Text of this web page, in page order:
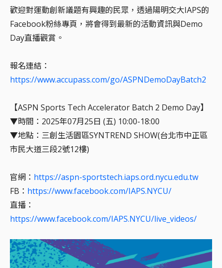
歡迎對運動創新議題有興趣的民眾，透過陽明交大IAPS的
Facebook粉絲專頁，將會得到最新的活動資訊與Demo
Day直播觀賞。
報名連結：
https://www.accupass.com/go/ASPNDemoDayBatch2
【ASPN Sports Tech Accelerator Batch 2 Demo Day】
▼時間：2025年07月25日 (五) 10:00-18:00
▼地點：三創生活園區SYNTREND SHOW(台北市中正區
市民大道三段2號12樓)
官網： https://aspn-sportstech.iaps.ord.nycu.edu.tw
FB： https://www.facebook.com/IAPS.NYCU/
直播：
https://www.facebook.com/IAPS.NYCU/live_videos/